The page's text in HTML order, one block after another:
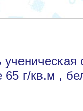
г/кв.м ,